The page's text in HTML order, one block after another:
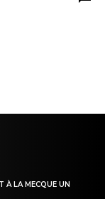
À LA MECQUE UN